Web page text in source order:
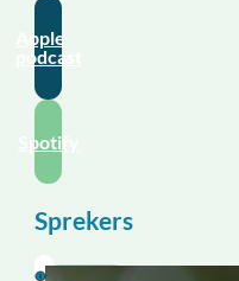
Apple
podcast
Spotify
Sprekers